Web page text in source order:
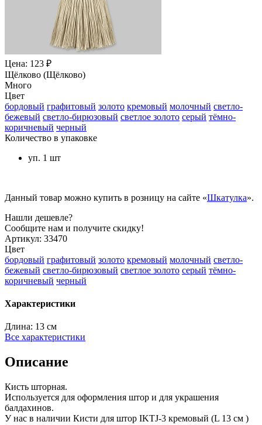
Цена: 123 ₽
Щёлково (Щёлково)
Много
Цвет
бордовый графитовый золото кремовый молочный светло-
бежевый светло-бирюзовый светлое золото серый тёмно-
коричневый черный
Количество в упаковке
уп. 1 шт
Данный товар можно купить в розницу на сайте «Шкатулка».
Нашли дешевле?
Сообщите нам и получите скидку!
Артикул: 33470
Цвет
бордовый графитовый золото кремовый молочный светло-
бежевый светло-бирюзовый светлое золото серый тёмно-
коричневый черный
Характеристики
Длина: 13 см
Все характеристики
Описание
Кисть шторная.
Используется для оформления штор и для украшения
балдахинов.
У нас в наличии Кисти для штор IKTJ-3 кремовый (L 13 см )